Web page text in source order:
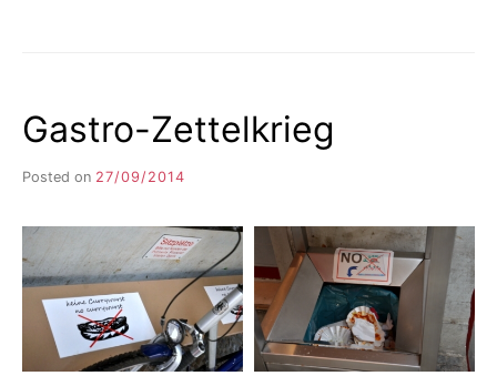
Gastro-Zettelkrieg
Posted on 27/09/2014
I
K
S
E
E
R